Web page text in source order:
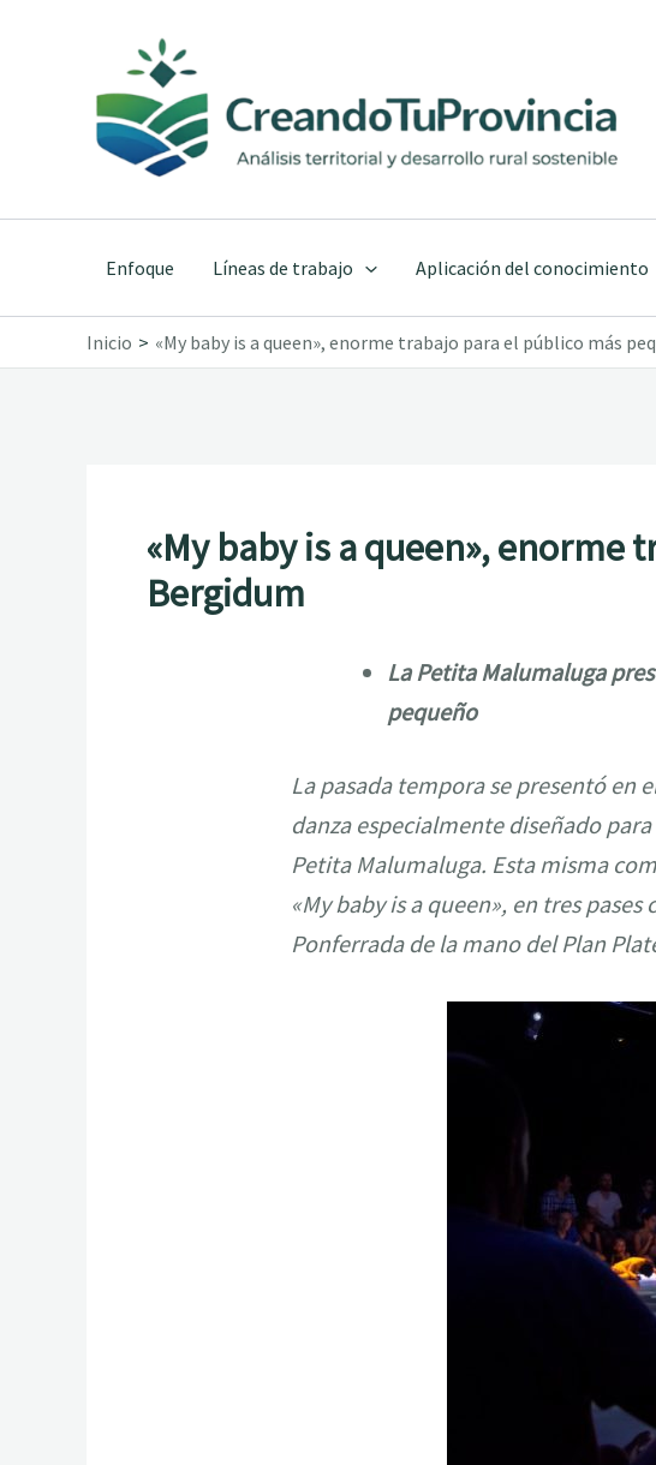
contenido
Enfoque Líneas de trabajo Aplicación del conocimiento
Inicio «My baby is a queen», enorme trabajo para el público más
«My baby is a queen», enorme
Bergidum
La Petita Malumaluga
pequeño
La pasada tempora se presentó en
danza especialmente diseñado
Petita Malumaluga. Esta misma
«My baby is a queen», en tres
Ponferrada de la mano del Plan